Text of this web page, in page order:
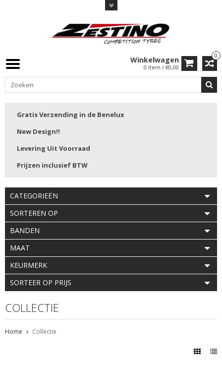
0
Winkelwagen
0 Item / €0,00
Gratis Verzending in de Benelux
New Design!!
Levering Uit Voorraad
Prijzen inclusief BTW
CATEGORIEËN
SORTEREN OP
BANDEN
MAAT
KEURMERK
SORTEER OP PRIJS
COLLECTIE
Home Collectie